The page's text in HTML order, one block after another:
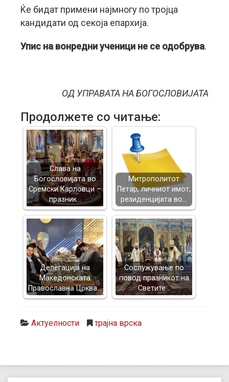
Ќе бидат примени најмногу по тројца
кандидати од секоја епархија.
Упис на вонредни ученици не се одобрува.
ОД УПРАВАТА НА БОГОСЛОВИЈАТА
Продолжете со читање:
Слава на
Богословијата во
Сремски Карловци –
празник…
Митрополитот
Петар, личниот имот,
резиденцијата во…
Делегација на
Македонската
Православна Црква…
Сослужување по
повод празникот на
Светите…
Актуелности трајна врска